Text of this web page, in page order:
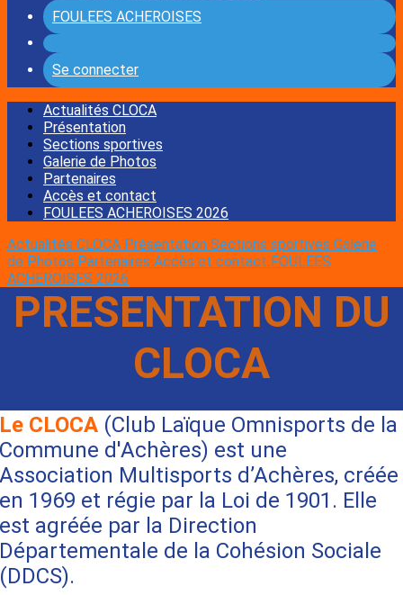
FOULEES ACHEROISES
Se connecter
Actualités CLOCA
Présentation
Sections sportives
Galerie de Photos
Partenaires
Accès et contact
FOULEES ACHEROISES 2026
Actualités CLOCA Présentation Sections sportives Galerie
de Photos Partenaires Accès et contact FOULEES
ACHEROISES 2026
PRESENTATION DU
CLOCA
CLOCA(Club Laïque Omnisports de la
d'Achères) est une
Multisports d’Achères, créée
1969 et régie par la Loi de 1901. Elle
agréée par la Direction
de la Cohésion Sociale